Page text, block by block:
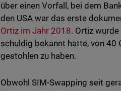
über einen Vorfall, bei dem
den USA war das erste
Ortiz im Jahr 2018. Ortiz
schuldig bekannt hatte, von 40
gestohlen zu haben.
Obwohl SIM-Swapping seit